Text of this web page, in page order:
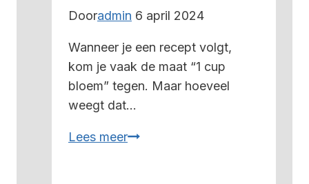
Dooradmin 6 april 2024
Wanneer je een recept volgt,
kom je vaak de maat “1 cup
bloem” tegen. Maar hoeveel
weegt dat…
Lees meerHoeveel